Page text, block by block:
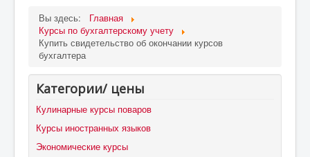
Вы здесь:
Главная
Курсы по бухгалтерскому учету
Купить свидетельство об окончании курсов
бухгалтера
Категории/ цены
Кулинарные курсы поваров
Курсы иностранных языков
Экономические курсы